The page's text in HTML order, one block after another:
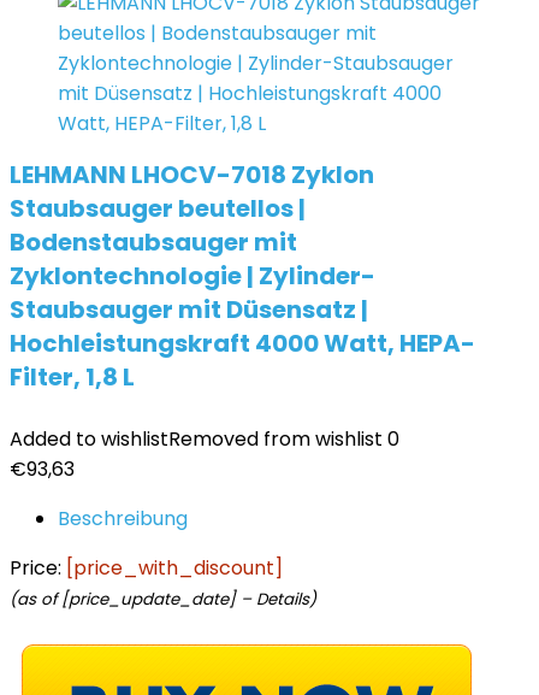
LEHMANN LHOCV-7018 Zyklon
Staubsauger beutellos |
Bodenstaubsauger mit
Zyklontechnologie | Zylinder-
Staubsauger mit Düsensatz |
Hochleistungskraft 4000 Watt, HEPA-
Filter, 1,8 L
Added to wishlistRemoved from wishlist 0
€93,63
Beschreibung
Price: [price_with_discount]
(as of [price_update_date] – Details)